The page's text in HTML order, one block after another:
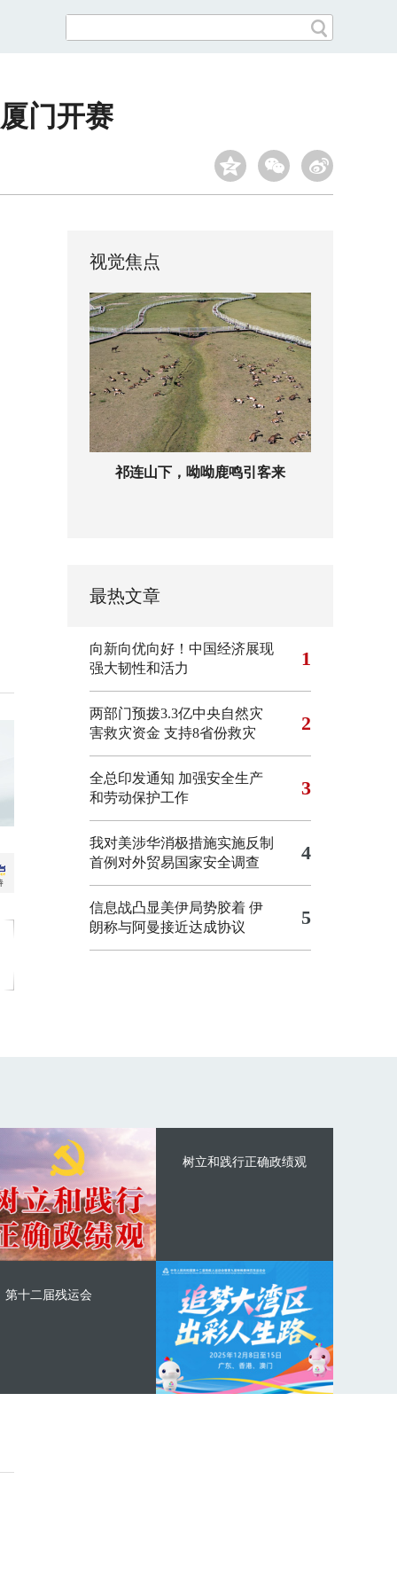
门开赛
视觉焦点
祁连山下，呦呦鹿鸣引客来
最热文章
向新向优向好！中国经济展现
强大韧性和活力
1
两部门预拨3.3亿中央自然灾
害救灾资金 支持8省份救灾
2
全总印发通知 加强安全生产
和劳动保护工作
3
我对美涉华消极措施实施反制
首例对外贸易国家安全调查
4
信息战凸显美伊局势胶着 伊
朗称与阿曼接近达成协议
5
树立和践行正确政绩观
第十二届残运会